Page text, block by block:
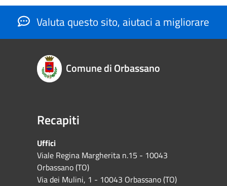
Valuta questo sito, aiutaci a migliorare
Comune di Orbassano
Recapiti
Uffici
Viale Regina Margherita n.15 - 10043
Orbassano (TO)
Via dei Mulini, 1 - 10043 Orbassano (TO)